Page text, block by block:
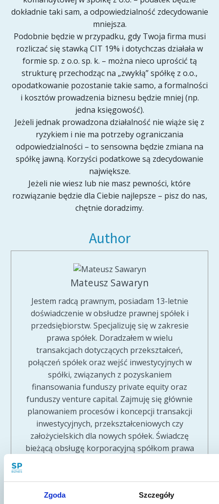
Zgoda Szczegóły
dokładnie taki sam, a odpowiedzialność zdecydowanie
mniejsza.
Podobnie będzie w przypadku, gdy Twoja firma musi
rozliczać się stawką CIT 19% i dotychczas działała w
formie sp. z o.o. sp. k. – można nieco uprościć tą
strukturę przechodząc na „zwykłą” spółkę z o.o.,
opodatkowanie pozostanie takie samo, a formalności
i kosztów prowadzenia biznesu będzie mniej (np.
jedna księgowość).
Jeżeli jednak prowadzona działalność nie wiąże się z
ryzykiem i nie ma potrzeby ograniczania
odpowiedzialności – to sensowna będzie zmiana na
spółkę jawną. Korzyści podatkowe są zdecydowanie
największe.
Jeżeli nie wiesz lub nie masz pewności, które
rozwiązanie będzie dla Ciebie najlepsze – pisz do nas,
chętnie doradzimy.
Author
Mateusz Sawaryn
Jestem radcą prawnym, posiadam 13-letnie
doświadczenie w obsłudze prawnej spółek i
przedsiębiorstw. Specjalizuję się w zakresie
prawa spółek. Doradzałem w wielu
transakcjach dotyczących przekształceń,
połączeń spółek oraz wejść inwestycyjnych w
spółki, związanych z pozyskaniem
finansowania funduszy private equity oraz
funduszy venture capital. Zajmuję się głównie
planowaniem procesów i koncepcji transakcji
inwestycyjnych, przekształceniowych czy
założycielskich dla nowych spółek. Świadczę
bieżącą obsługę korporacyjną spółkom prawa
latach poszerzyłem swoje umiejętności
szkoleniowe zostając między innymi autorem